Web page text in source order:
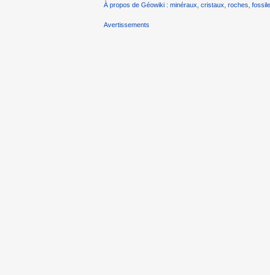
À propos de Géowiki : minéraux, cristaux, roches,
Avertissements